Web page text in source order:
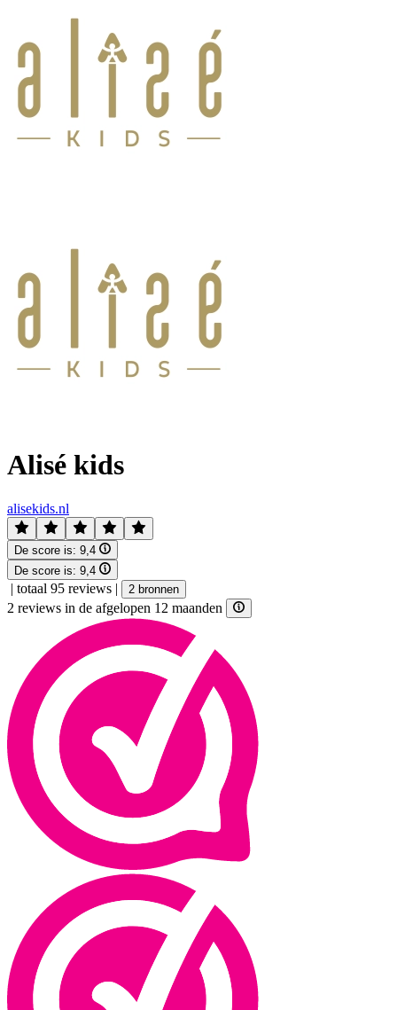
Alisé kids
alisekids.nl
De score is: 9,4
De score is: 9,4
| totaal 95 reviews | 2 bronnen
2 reviews in de afgelopen 12 maanden